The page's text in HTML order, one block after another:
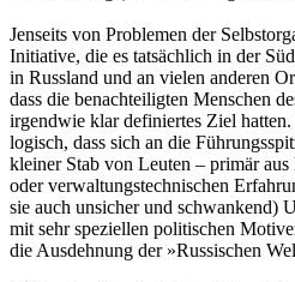
Jenseits von Problemen der
Initiative, die es tatsächlich in der
in Russland und an vielen anderen
dass die benachteiligten Menschen
irgendwie klar definiertes Ziel
logisch, dass sich an die
kleiner Stab von Leuten – primär
oder verwaltungstechnischen
sie auch unsicher und schwankend)
mit sehr speziellen politischen
die Ausdehnung der »Russischen